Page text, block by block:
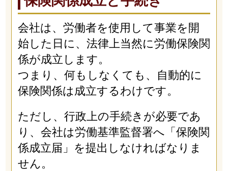
会社は、労働者を使用して事業を開
始した日に、法律上当然に労働保険関
係が成立します。
つまり、何もしなくても、自動的に
保険関係は成立するわけです。
ただし、行政上の手続きが必要であ
り、会社は労働基準監督署へ「保険関
係成立届」を提出しなければなりま
せん。